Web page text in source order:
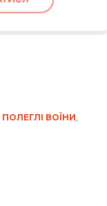
ПОЛЕГЛІ ВОЇНИ,